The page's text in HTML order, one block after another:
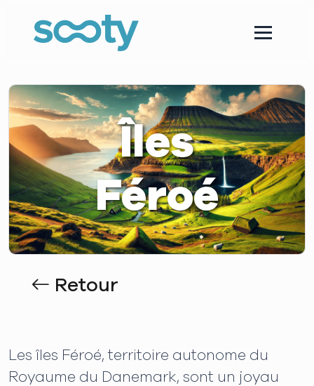
Îles
Féroé
Retour
Les îles Féroé, territoire autonome du
Royaume du Danemark, sont un joyau